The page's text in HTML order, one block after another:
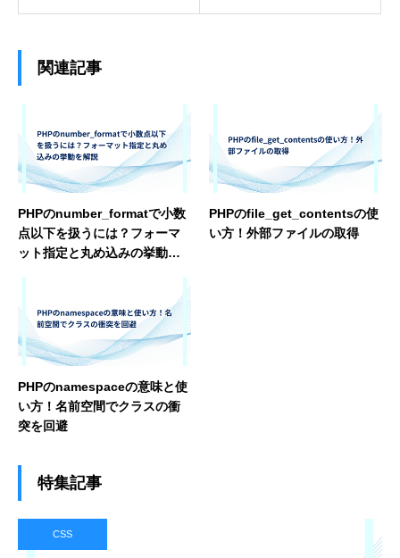
関連記事
PHPのnumber_formatで小数
点以下を扱うには？フォーマ
ット指定と丸め込みの挙動を
PHPのfile_get_contentsの使
い方！外部ファイルの取得
PHPのnamespaceの意味と使
い方！名前空間でクラスの衝
突を回避
特集記事
CSS